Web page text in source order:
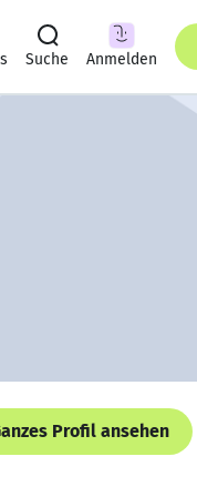
Suche Anmelden
Profil ansehen